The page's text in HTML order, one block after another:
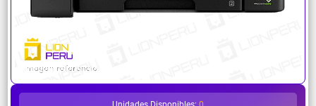
¿Necesitas ayuda?